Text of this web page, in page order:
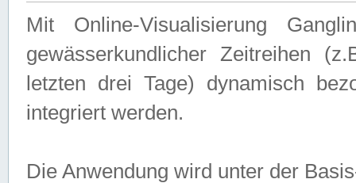
Mit Online-Visualisierung
gewässerkundlicher Zeitreihen
letzten drei Tage) dynamisch
integriert werden.
Die Anwendung wird unter der